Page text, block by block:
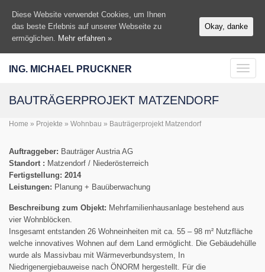
ING. MICHAEL PRUCKNER
BAUTRÄGERPROJEKT MATZENDORF
Home » Projekte » Wohnbau » Bauträgerprojekt Matzendorf
Auftraggeber: Bauträger Austria AG
Standort : Matzendorf / Niederösterreich
Fertigstellung: 2014
Leistungen: Planung + Bauüberwachung
Beschreibung zum Objekt: Mehrfamilienhausanlage bestehend aus
vier Wohnblöcken.
Insgesamt entstanden 26 Wohneinheiten mit ca. 55 – 98 m² Nutzfläche
welche innovatives Wohnen auf dem Land ermöglicht. Die Gebäudehülle
wurde als Massivbau mit Wärmeverbundsystem, In
Niedrigenergiebauweise nach ÖNORM hergestellt. Für die
Diese Website verwendet Cookies, um Ihnen
das beste Erlebnis auf unserer Webseite zu
ermöglichen. Mehr erfahren »
Okay, danke